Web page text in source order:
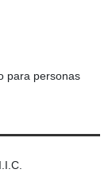
para personas